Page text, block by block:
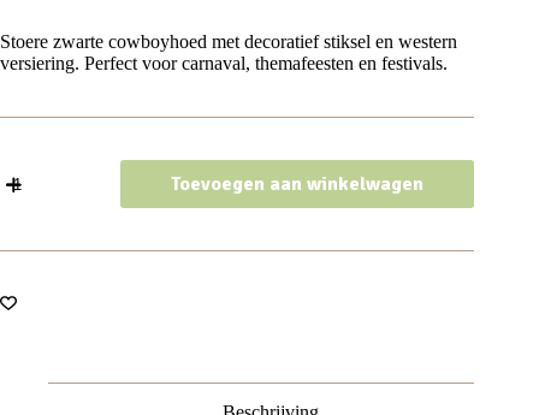
Stoere zwarte cowboyhoed met decoratief stiksel en western
versiering. Perfect voor carnaval, themafeesten en festivals.
-
-
Toevoegen aan winkelwagen